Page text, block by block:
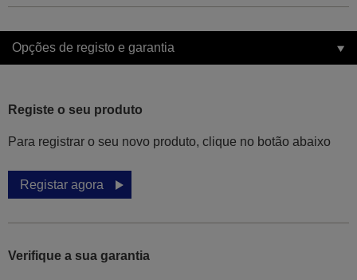
Opções de registo e garantia
Registe o seu produto
Para registrar o seu novo produto, clique no botão abaixo
Registar agora
Verifique a sua garantia